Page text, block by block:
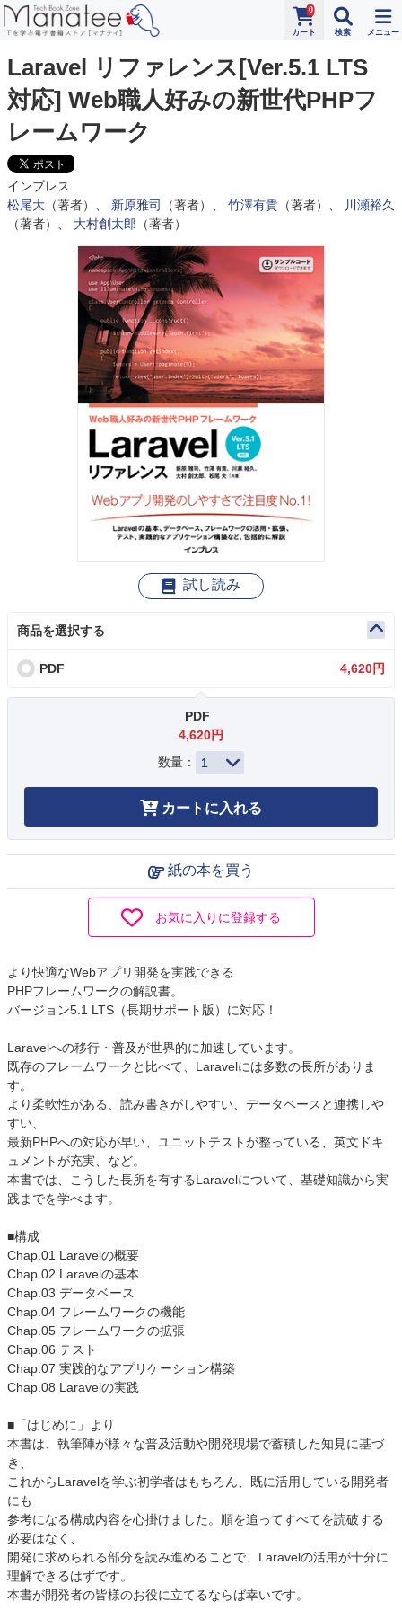
0
Laravel リファレンス[Ver.5.1 LTS
対応] Web職人好みの新世代PHPフ
レームワーク
インプレス
松尾大 （著者）、 新原雅司 （著者）、 竹澤有貴 （著者）、
川瀬裕久
（著者）、 大村創太郎 （著者）
試し読み
商品を選択する
PDF 4,620円
PDF
4,620円
数量：
カートに入れる
紙の本を買う
お気に入りに登録する
より快適なWebアプリ開発を実践できる
PHPフレームワークの解説書。
バージョン5.1 LTS（長期サポート版）に対応！
Laravelへの移行・普及が世界的に加速しています。
既存のフレームワークと比べて、Laravelには多数の長所がありま
す。
より柔軟性がある、読み書きがしやすい、データベースと連携しや
すい、
最新PHPへの対応が早い、ユニットテストが整っている、英文ドキ
ュメントが充実、など。
本書では、こうした長所を有するLaravelについて、基礎知識から実
践までを学べます。
■構成
Chap.01 Laravelの概要
Chap.02 Laravelの基本
Chap.03 データベース
Chap.04 フレームワークの機能
Chap.05 フレームワークの拡張
Chap.06 テスト
Chap.07 実践的なアプリケーション構築
Chap.08 Laravelの実践
■「はじめに」より
本書は、執筆陣が様々な普及活動や開発現場で蓄積した知見に基づ
き、
これからLaravelを学ぶ初学者はもちろん、既に活用している開発者
にも
参考になる構成内容を心掛けました。順を追ってすべてを読破する
必要はなく、
開発に求められる部分を読み進めることで、Laravelの活用が十分に
理解できるはずです。
本書が開発者の皆様のお役に立てるならば幸いです。